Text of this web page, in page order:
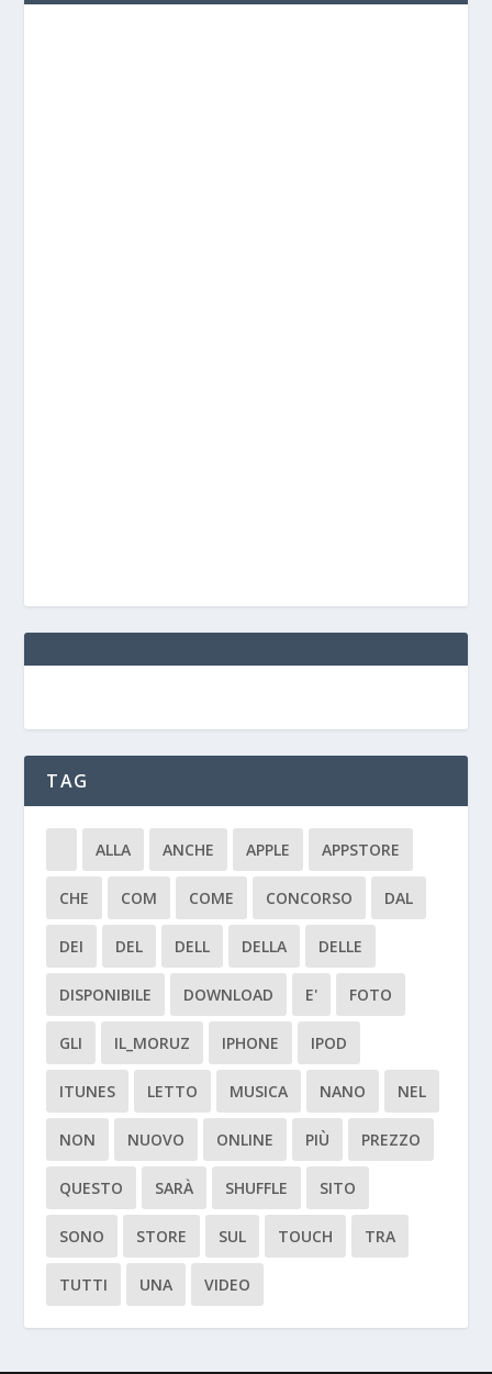
TAG
ALLA ANCHE APPLE APPSTORE
CHE COM COME CONCORSO DAL
DEI DEL DELL DELLA DELLE
DISPONIBILE DOWNLOAD E' FOTO
GLI IL_MORUZ IPHONE IPOD
ITUNES LETTO MUSICA NANO NEL
NON NUOVO ONLINE PIÙ PREZZO
QUESTO SARÀ SHUFFLE SITO
SONO STORE SUL TOUCH TRA
TUTTI UNA VIDEO